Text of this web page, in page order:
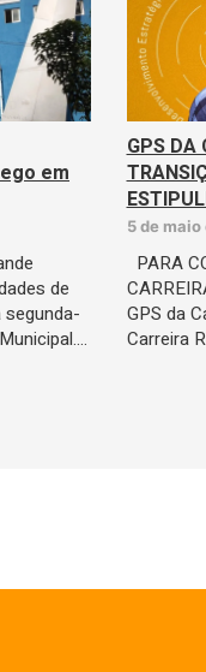
em
de
GPS DA
5 de maio
PARA
GPS da
Carreira